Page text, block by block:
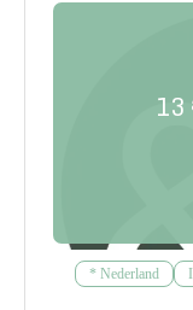
13
* Nederland